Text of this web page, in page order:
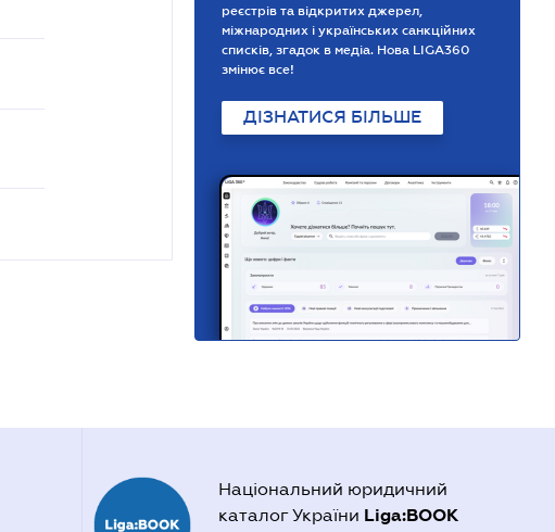
реєстрів та відкритих джерел,
міжнародних і українських санкційних
списків, згадок в медіа. Нова LIGA360
змінює все!
ДІЗНАТИСЯ БІЛЬШЕ
Національний юридичний
каталог України Liga:BOOK